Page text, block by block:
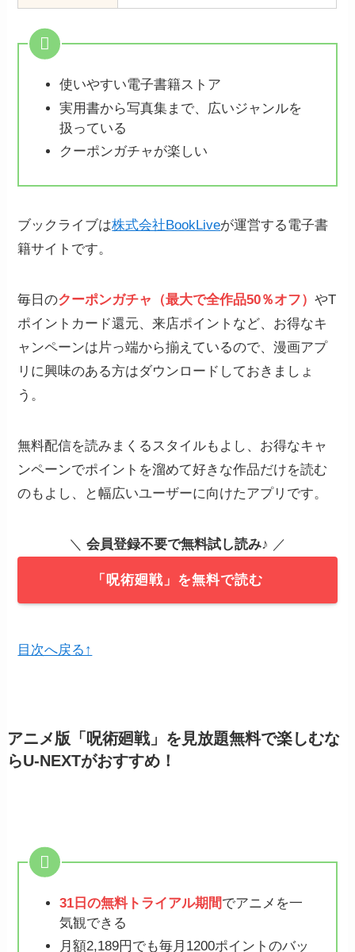
使いやすい電子書籍ストア
実用書から写真集まで、広いジャンルを
扱っている
クーポンガチャが楽しい
ブックライブは株式会社BookLiveが運営する電子書
籍サイトです。
毎日のクーポンガチャ（最大で全作品50％オフ）やT
ポイントカード還元、来店ポイントなど、お得なキ
ャンペーンは片っ端から揃えているので、漫画アプ
リに興味のある方はダウンロードしておきましょ
う。
無料配信を読みまくるスタイルもよし、お得なキャ
ンペーンでポイントを溜めて好きな作品だけを読む
のもよし、と幅広いユーザーに向けたアプリです。
＼ 会員登録不要で無料試し読み♪ ／
「呪術廻戦」を無料で読む
目次へ戻る↑
アニメ版「呪術廻戦」を見放題無料で楽しむな
らU-NEXTがおすすめ！
31日の無料トライアル期間でアニメを一
気観できる
月額2,189円でも毎月1200ポイントのバッ